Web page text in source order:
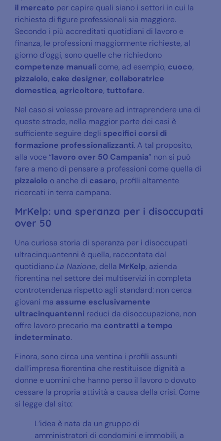
il mercato per capire quali siano i settori in cui la
richiesta di figure professionali sia maggiore.
Secondo i più accreditati quotidiani di lavoro e
finanza, le professioni maggiormente richieste, al
giorno d’oggi, sono quelle che richiedono
competenze manuali come, ad esempio, cuoco,
pizzaiolo, cake designer, collaboratrice
domestica, agricoltore, tuttofare.
Nel caso si volesse provare ad intraprendere una di
queste strade, nella maggior parte dei casi è
sufficiente seguire degli specifici corsi di
formazione professionalizzanti. A tal proposito,
alla voce “lavoro over 50 Campania” non si può
fare a meno di pensare a professioni come quella di
pizzaiolo o anche di casaro, profili altamente
ricercati in terra campana.
MrKelp: una speranza per i disoccupati
over 50
Una curiosa storia di speranza per i disoccupati
ultracinquantenni è quella, raccontata dal
quotidianoLa Nazione, della MrKelp, azienda
fiorentina nel settore dei multiservizi in completa
controtendenza rispetto agli standard: non cerca
giovani ma assume esclusivamente
ultracinquantenni reduci da disoccupazione, non
offre lavoro precario ma contratti a tempo
indeterminato.
Finora, sono circa una ventina i profili assunti
dall’impresa fiorentina che restituisce dignità a
donne e uomini che hanno perso il lavoro o dovuto
cessare la propria attività a causa della crisi. Come
si legge dal sito:
L’idea è nata da un gruppo di
amministratori di condomini e immobili, a